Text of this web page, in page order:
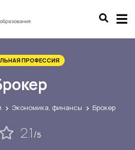
ПРОФЕССИЯ
Экономика, финансы Брокер
2.1/5